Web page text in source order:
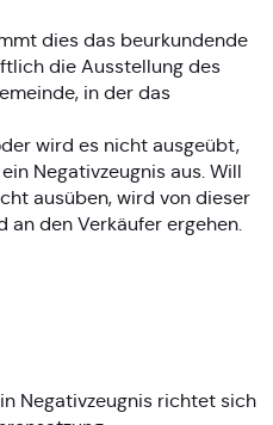
dies das beurkundende
die Ausstellung des
in der das
wird es nicht ausgeübt,
Negativzeugnis aus. Will
ausüben, wird von dieser
an den Verkäufer ergehen.
Negativzeugnis richtet sich